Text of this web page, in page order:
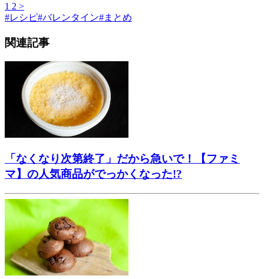
1 2 >
#レシピ#バレンタイン#まとめ
関連記事
「なくなり次第終了」だから急いで！【ファミ
マ】の人気商品がでっかくなった!?